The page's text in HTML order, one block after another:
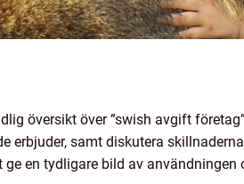
översikt över ”swish avgift
erbjuder, samt diskutera
en tydligare bild av användningen